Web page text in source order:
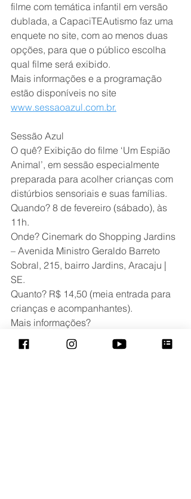
filme com temática infantil em versão
dublada, a CapaciTEAutismo faz uma
enquete no site, com ao menos duas
opções, para que o público escolha
qual filme será exibido.
Mais informações e a programação
estão disponíveis no site
www.sessaoazul.com.br.
Sessão Azul
O quê? Exibição do filme ‘Um Espião
Animal’, em sessão especialmente
preparada para acolher crianças com
distúrbios sensoriais e suas famílias.
Quando? 8 de fevereiro (sábado), às
11h.
Onde? Cinemark do Shopping Jardins
– Avenida Ministro Geraldo Barreto
Sobral, 215, bairro Jardins, Aracaju |
SE.
Quanto? R$ 14,50 (meia entrada para
crianças e acompanhantes).
Mais informações?
www.sessaoazul.com.br .
Foto: Divulgação